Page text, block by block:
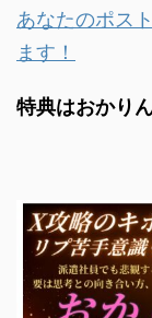
あなたのポス
ます！
特典はおかり